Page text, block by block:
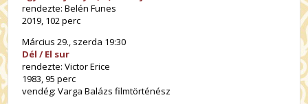
rendezte: Belén Funes
2019, 102 perc
Március 29., szerda 19:30
Dél / El sur
rendezte: Victor Erice
1983, 95 perc
vendég: Varga Balázs filmtörténész